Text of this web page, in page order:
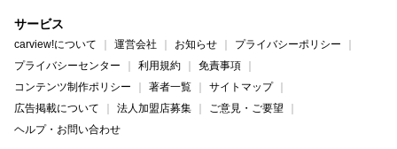
サービス
carview!について 運営会社 お知らせ
プライバシーポリシー
プライバシーセンター
利用規約
免責事項
コンテンツ制作ポリシー
著者一覧
サイトマップ
広告掲載について
法人加盟店募集
ご意見・ご要望
ヘルプ・お問い合わせ